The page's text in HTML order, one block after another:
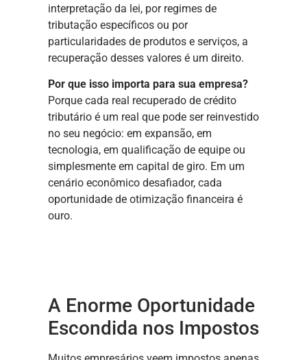
interpretação da lei, por regimes de
tributação específicos ou por
particularidades de produtos e serviços, a
recuperação desses valores é um direito.
Por que isso importa para sua empresa?
Porque cada real recuperado de crédito
tributário é um real que pode ser reinvestido
no seu negócio: em expansão, em
tecnologia, em qualificação de equipe ou
simplesmente em capital de giro. Em um
cenário econômico desafiador, cada
oportunidade de otimização financeira é
ouro.
A Enorme Oportunidade
Escondida nos Impostos